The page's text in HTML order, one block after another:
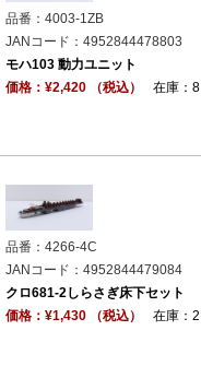
品番：4003-1ZB
JANコード：4952844478803
モハ103 動力ユニット
価格：¥2,420 （税込）
在庫：8
品番：4266-4C
JANコード：4952844479084
クロ681-2しらさぎ床下セット
価格：¥1,430 （税込）
在庫：2